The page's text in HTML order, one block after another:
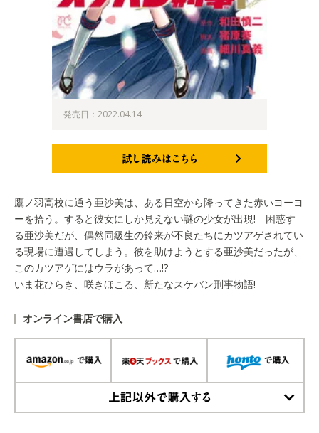
発売日：2022.04.14
鷹ノ羽高校に通う亜沙美は、ある日空から降ってきた赤いヨーヨ
ーを拾う。すると彼女にしか見えない謎の少女が出現! 困惑す
る亜沙美だが、偶然同級生の鈴来が不良たちにカツアゲされてい
る現場に遭遇してしまう。彼を助けようとする亜沙美だったが、
このカツアゲにはウラがあって…!?
いま花ひらき、咲きほこる、新たなスケバン刑事物語!
オンライン書店で購入